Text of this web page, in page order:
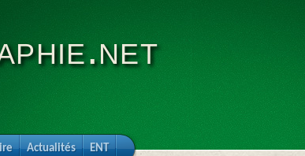
Actualités ENT